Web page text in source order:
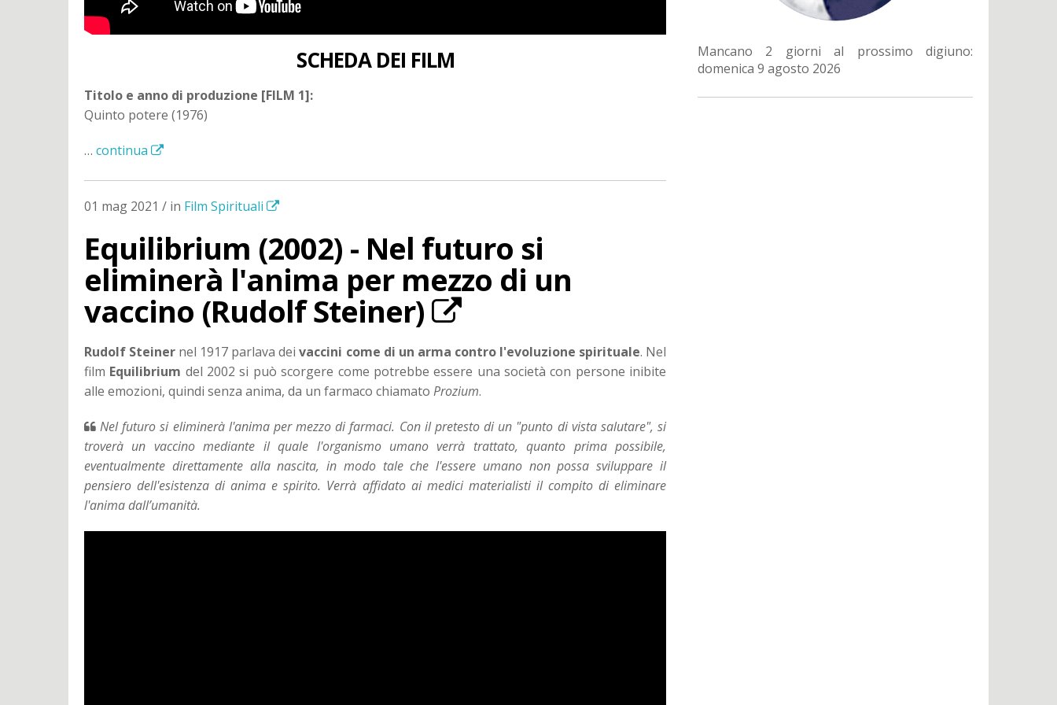
SCHEDA DEI FILM
Titolo e anno di produzione [FILM 1]:
Quinto potere (1976)
… continua
01 mag 2021 / in Film Spirituali
Equilibrium (2002) - Nel futuro si
eliminerà l'anima per mezzo di un
vaccino (Rudolf Steiner)
Rudolf Steiner nel 1917 parlava deivaccini come di un arma contro l'evoluzione spirituale. Nel
film Equilibrium del 2002 si può scorgere come potrebbe essere una società con persone inibite
alle emozioni, quindi senza anima, da un farmaco chiamato Prozium.
Nel futuro si eliminerà l'anima per mezzo di farmaci. Con il pretesto di un "punto di vista salutare", si
troverà un vaccino mediante il quale l'organismo umano verrà trattato, quanto prima possibile,
eventualmente direttamente alla nascita, in modo tale che l'essere umano non possa sviluppare il
pensiero dell'esistenza di anima e spirito. Verrà affidato ai medici materialisti il compito di eliminare
l'anima dall’umanità.
Mancano 2 giorni al prossimo digiuno:
domenica 9 agosto 2026